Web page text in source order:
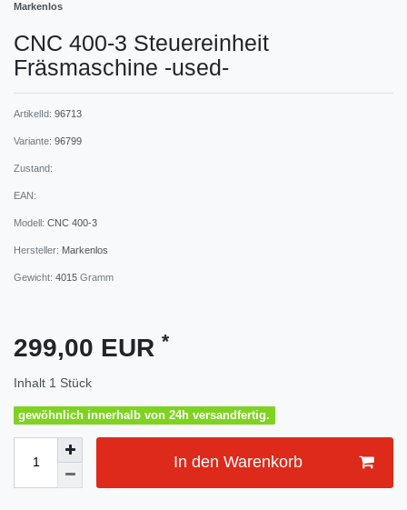
Markenlos
CNC 400-3 Steuereinheit
Fräsmaschine -used-
ArtikelId: 96713
Variante: 96799
Zustand:
EAN:
Modell: CNC 400-3
Hersteller: Markenlos
Gewicht: 4015 Gramm
299,00 EUR *
Inhalt 1 Stück
gewöhnlich innerhalb von 24h versandfertig.
In den Warenkorb